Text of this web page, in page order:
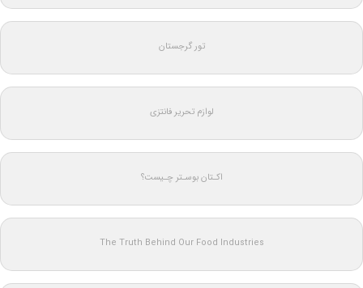
تور گرجستان
لوازم تحریر فانتزی
اکـتان بوسـتر چـیست؟
The Truth Behind Our Food Industries